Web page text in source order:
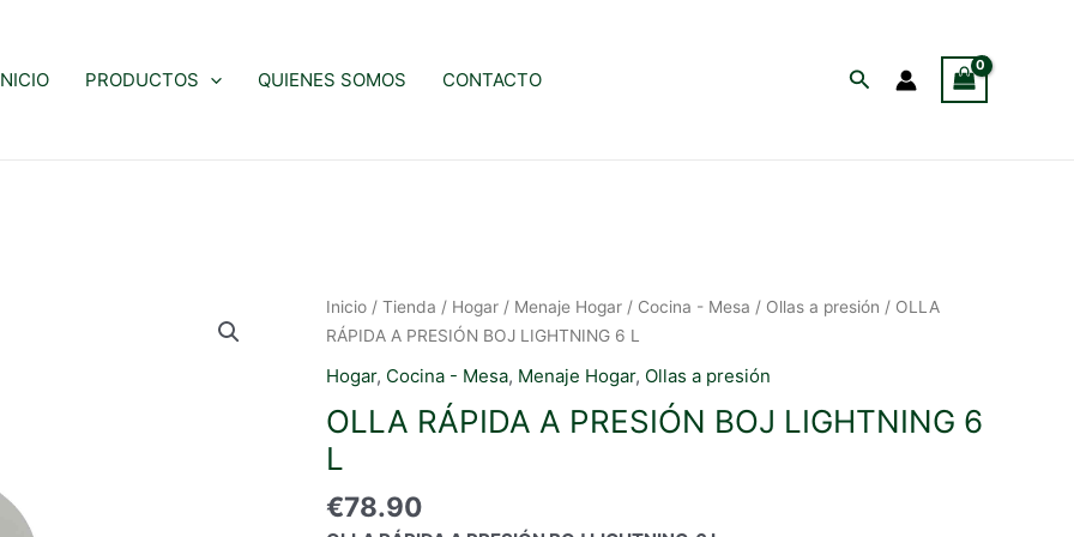
PRODUCTOS QUIENES SOMOS CONTACTO Buscar
Inicio / Tienda / Hogar / Menaje Hogar / Cocina - Mesa / Ollas a presión / OLLA
RÁPIDA A PRESIÓN BOJ LIGHTNING 6 L
Hogar, Cocina - Mesa, Menaje Hogar, Ollas a presión
OLLA RÁPIDA A PRESIÓN BOJ LIGHTNING 6
L
€78.90